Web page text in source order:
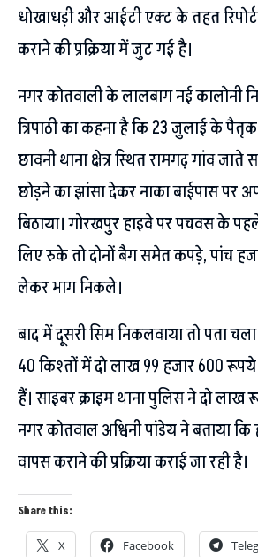
धोखाधड़ी और आईटी एक्ट के तहत
कराने की प्रक्रिया में जुट गई है।
नगर कोतवाली के लालबाग नई कालोनी
त्रिपाठी का कहना है कि 23 जुलाई के
छावनी थाना क्षेत्र स्थित रामगढ़ गांव
छोड़ने का झांसा देकर नाका बाईपास पर
बिठाया। गोरखपुर हाइवे पर पचवस के
लिए रुके तो दोनों बैग समेत कपड़े, पांच
लेकर भाग निकले।
बाद में दूसरी सिम निकलवाया तो पता
40 किश्तों में दो लाख 99 हजार 600
हैं। साइबर क्राइम थाना पुलिस ने दो लाख
नगर कोतवाल अश्विनी पांडेय ने बताया
वापस कराने की प्रक्रिया कराई जा रही है।
Share this:
X Facebook